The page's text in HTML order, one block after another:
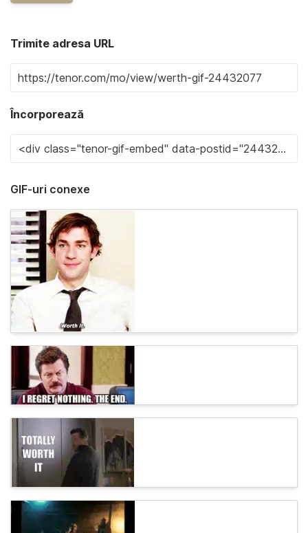
Trimite adresa URL
Încorporează
GIF-uri conexe